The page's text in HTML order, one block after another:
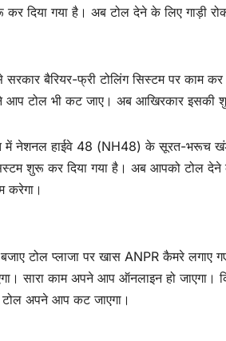
दिया गया है। अब टोल देने के लिए गाड़ी
बैरियर-फ्री टोलिंग सिस्टम पर काम
आप टोल भी कट जाए। अब आखिरकार इसकी
में नेशनल हाईवे 48 (NH48) के सूरत-भरूच
शुरू कर दिया गया है। अब आपको टोल देने
करेगा।
टोल प्लाजा पर खास ANPR कैमरे लगाए
सारा काम अपने आप ऑनलाइन हो जाएगा।
टोल अपने आप कट जाएगा।